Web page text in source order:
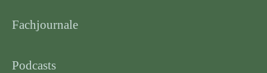
Fachjournale
Podcasts